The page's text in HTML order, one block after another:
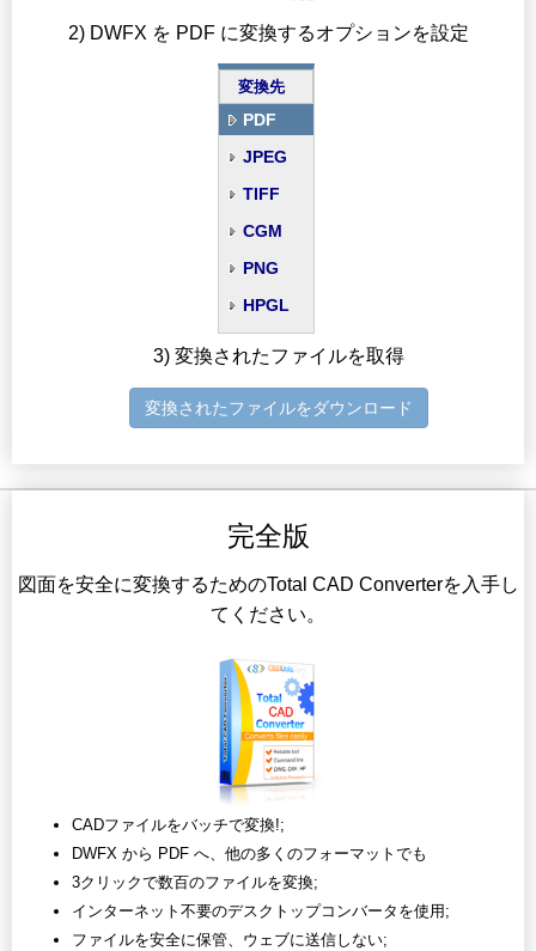
2) DWFX を PDF に変換するオプションを設定
変換先
PDF
JPEG
TIFF
CGM
PNG
HPGL
3) 変換されたファイルを取得
変換されたファイルをダウンロード
完全版
図面を安全に変換するためのTotal CAD Converterを入手し
てください。
CADファイルをバッチで変換!;
DWFX から PDF へ、他の多くのフォーマットでも
3クリックで数百のファイルを変換;
インターネット不要のデスクトップコンバータを使用;
ファイルを安全に保管、ウェブに送信しない;